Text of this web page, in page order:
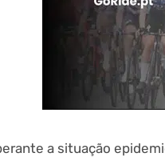
a situação